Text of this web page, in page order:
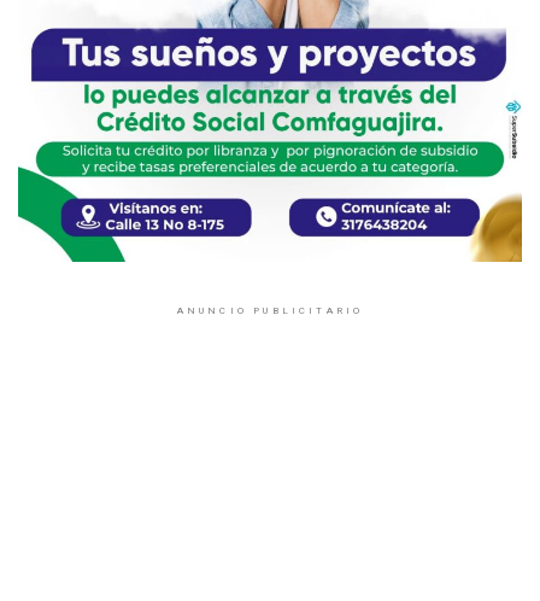
ANUNCIO PUBLICITARIO